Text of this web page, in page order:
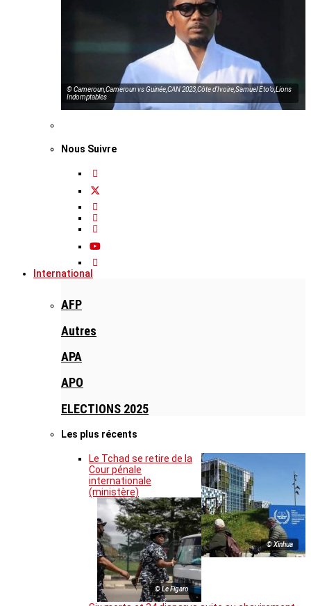
© Cameroun,Cameroun vs Guinée,CAN 2023,Côte d’Ivoire,Samuel Eto’o,Lions
Indomptables
Nous Suivre
International
AFP
Autres
APA
APO
ELECTIONS 2025
Les plus récents
© Xinhua
Le Tchad se retire de la
Cour pénale
internationale
(ministère)
© Le Figaro